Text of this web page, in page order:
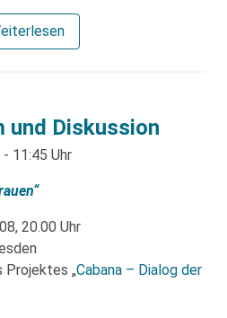
und Diskussion
- 11:45 Uhr
20.00 Uhr
Projektes „Cabana – Dialog der